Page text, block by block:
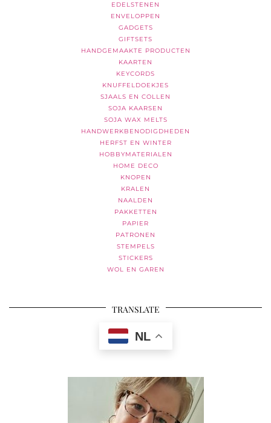
EDELSTENEN
ENVELOPPEN
GADGETS
GIFTSETS
HANDGEMAAKTE PRODUCTEN
KAARTEN
KEYCORDS
KNUFFELDOEKJES
SJAALS EN COLLEN
SOJA KAARSEN
SOJA WAX MELTS
HANDWERKBENODIGDHEDEN
HERFST EN WINTER
HOBBYMATERIALEN
HOME DECO
KNOPEN
KRALEN
NAALDEN
PAKKETTEN
PAPIER
PATRONEN
STEMPELS
STICKERS
WOL EN GAREN
TRANSLATE
NL